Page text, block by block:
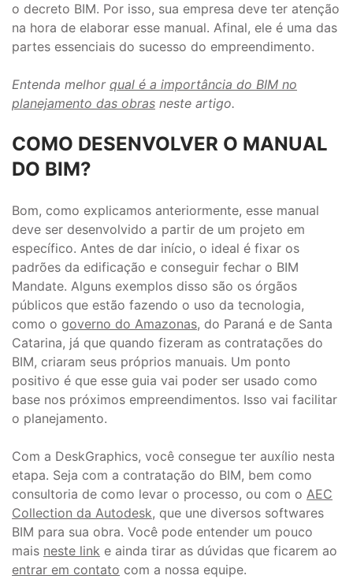
o decreto BIM. Por isso, sua empresa deve ter atenção
na hora de elaborar esse manual. Afinal, ele é uma das
partes essenciais do sucesso do empreendimento.
Entenda melhor qual é a importância do BIM no
planejamento das obras neste artigo.
COMO DESENVOLVER O MANUAL
DO BIM?
Bom, como explicamos anteriormente, esse manual
deve ser desenvolvido a partir de um projeto em
específico. Antes de dar início, o ideal é fixar os
padrões da edificação e conseguir fechar o BIM
Mandate. Alguns exemplos disso são os órgãos
públicos que estão fazendo o uso da tecnologia,
como o governo do Amazonas, do Paraná e de Santa
Catarina, já que quando fizeram as contratações do
BIM, criaram seus próprios manuais. Um ponto
positivo é que esse guia vai poder ser usado como
base nos próximos empreendimentos. Isso vai facilitar
o planejamento.
Com a DeskGraphics, você consegue ter auxílio nesta
etapa. Seja com a contratação do BIM, bem como
consultoria de como levar o processo, ou com o AEC
Collection da Autodesk, que une diversos softwares
BIM para sua obra. Você pode entender um pouco
mais neste link e ainda tirar as dúvidas que ficarem ao
entrar em contato com a nossa equipe.